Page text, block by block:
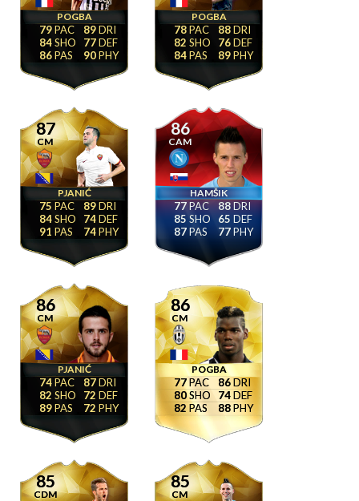
POGBA
79
84
86
89
77
90
POGBA
78
82
84
88
76
89
87
CM
PJANIĆ
75
84
91
89
74
74
86
CAM
HAMŠIK
77
85
87
88
65
77
86
CM
PJANIĆ
74
82
89
87
72
72
86
CM
POGBA
77
80
82
86
74
88
85
CDM
85
CM